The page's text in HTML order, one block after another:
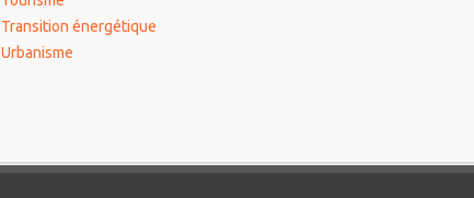
Transition énergétique
Urbanisme